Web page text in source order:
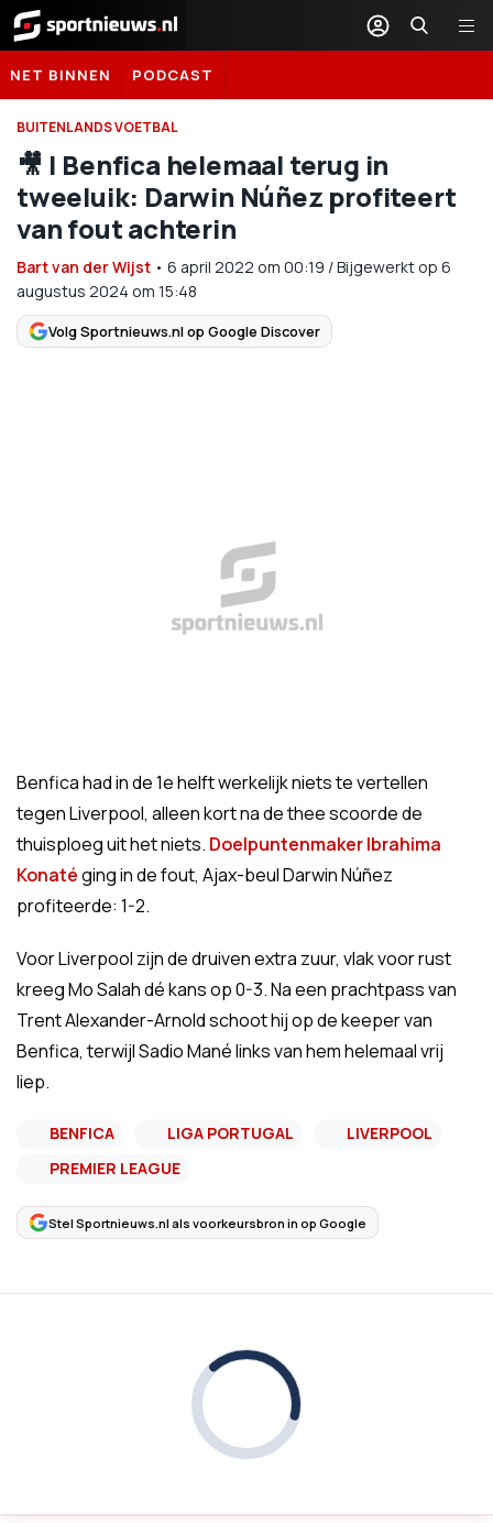
Sportnieuws.nl
NET BINNEN PODCAST
BUITENLANDS VOETBAL
🎥 | Benfica helemaal terug in
tweeluik: Darwin Núñez profiteert
van fout achterin
Bart van der Wijst • 6 april 2022 om 00:19 /Bijgewerkt op 6
augustus 2024 om 15:48
Volg Sportnieuws.nl op Google Discover
Benfica had in de 1e helft werkelijk niets te vertellen
tegen Liverpool, alleen kort na de thee scoorde de
thuisploeg uit het niets. Doelpuntenmaker Ibrahima
Konatéging in de fout, Ajax-beul Darwin Núñez
profiteerde: 1-2.
Voor Liverpool zijn de druiven extra zuur, vlak voor rust
kreeg Mo Salah dé kans op 0-3. Na een prachtpass van
Trent Alexander-Arnold schoot hij op de keeper van
Benfica, terwijl Sadio Mané links van hem helemaal vrij
liep.
BENFICA LIGA PORTUGAL
LIVERPOOL
PREMIER LEAGUE
Stel Sportnieuws.nl als voorkeursbron in op Google